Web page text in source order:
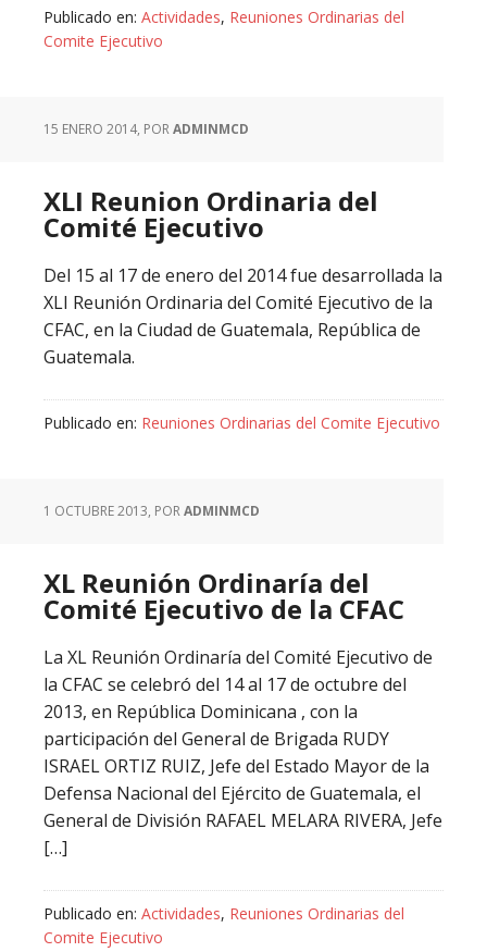
Publicado en: Actividades, Reuniones Ordinarias del
Comite Ejecutivo
15 ENERO 2014, PORADMINMCD
XLI Reunion Ordinaria del
Comité Ejecutivo
Del 15 al 17 de enero del 2014 fue desarrollada la
XLI Reunión Ordinaria del Comité Ejecutivo de la
CFAC, en la Ciudad de Guatemala, República de
Guatemala.
Publicado en: Reuniones Ordinarias del Comite Ejecutivo
1 OCTUBRE 2013, PORADMINMCD
XL Reunión Ordinaría del
Comité Ejecutivo de la CFAC
La XL Reunión Ordinaría del Comité Ejecutivo de
la CFAC se celebró del 14 al 17 de octubre del
2013, en República Dominicana , con la
participación del General de Brigada RUDY
ISRAEL ORTIZ RUIZ, Jefe del Estado Mayor de la
Defensa Nacional del Ejército de Guatemala, el
General de División RAFAEL MELARA RIVERA, Jefe
[…]
Publicado en: Actividades, Reuniones Ordinarias del
Comite Ejecutivo